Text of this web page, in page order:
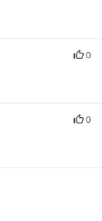
0
0